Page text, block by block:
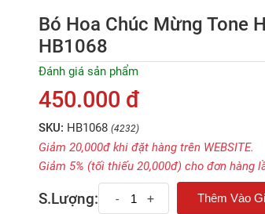
Bó Hoa Chúc Mừng Tone
HB1068
Đánh giá sản phẩm
450.000 đ
SKU: HB1068 (4232)
Giảm 20,000đ khi đặt hàng trên WEBSITE.
Giảm 5% (tối thiếu 20,000đ) cho đơn hàng
S.Lượng: - +